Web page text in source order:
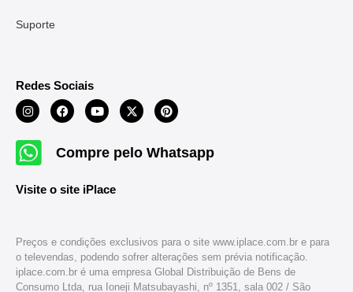
Suporte
Redes Sociais
Compre pelo Whatsapp
Visite o site iPlace
Preços e condições exclusivos para o site www.iplace.com.br e para
o televendas, podendo sofrer alterações sem prévia notificação.
iplace.com.br é uma empresa Global Distribuição de Bens de
Consumo Ltda, rua Ioneji Matsubayashi, nº 1351, sala 002 / São